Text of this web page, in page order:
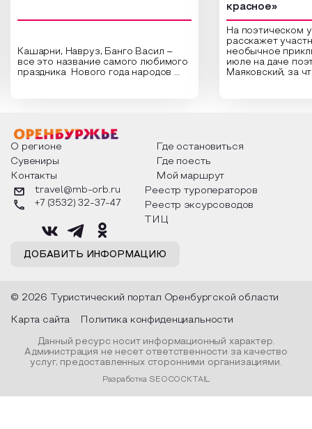
Кашарни, Навруз, Банго Васил –
все это название самого любимого
праздника Нового года народов
о том, как встречают новый год в
разных уголках страны, какие
обряды совершают на удачу и
благополучие, в чем схожи и
различаются традиции. Кто такой
Дед Мороз и откуда он пришел, как
его называют в разных уголках
страны и как появились елочные
красное»
На поэтическом
расскажет
необычное
июле на даче
Маяковский, за
Твардовского и
каждой строчке
восхищение
яркому времени
О регионе
Где остановиться
Сувениры
Где поесть
Контакты
Мой маршрут
ДОБАВИТЬ ИНФОРМАЦИЮ
travel@mb-orb.ru
+7 (3532) 32-37-47
Реестр туроператоров
Реестр эксурсоводов
ТИЦ
© 2026 Туристический портал Оренбургской области
Карта сайта Политика конфиденциальности
Данный ресурс носит информационный характер.
Администрация не несет ответственности за качество
услуг, предоставленных сторонними организациями.
Разработка SEOCOCKTAIL